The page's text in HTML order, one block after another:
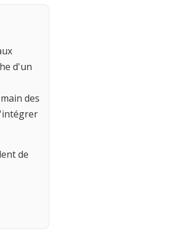
d'un
des
de